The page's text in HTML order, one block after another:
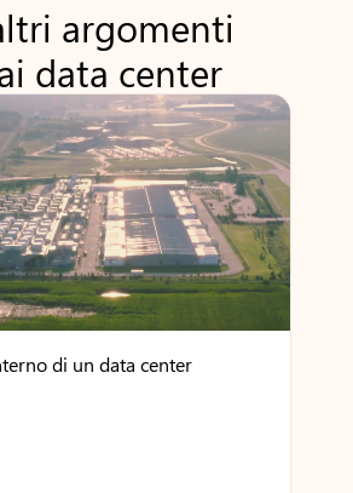
argomenti
data center
di un data center